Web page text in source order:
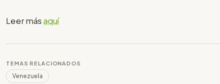
Leer másaquí
TEMAS RELACIONADOS
Venezuela